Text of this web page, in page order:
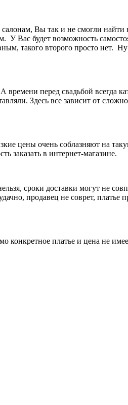
Вы так и не смогли
Вас будет возможность
такого второго просто нет.
перед свадьбой всегда
Здесь все зависит от
цены очень соблазняют на
заказать в интернет-магазине.
сроки доставки могут не
продавец не соврет, платье
платье и цена не